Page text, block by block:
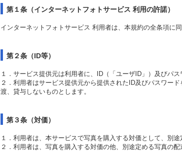
第１条（インターネットフォトサービス 利用の許諾）
インターネットフォトサービス 利用者は、本規約の全条項に
第２条（ID等）
１．サービス提供元は利用者に、ID（「ユーザID」）及びパ
２．利用者はサービス提供元から提供されたID及びパスワー
渡、貸与しないものとします。
第３条（対価）
１．利用者は、本サービスで写真を購入する対価として、別途
２．利用者は、写真を購入する対価の他、別途定める写真の